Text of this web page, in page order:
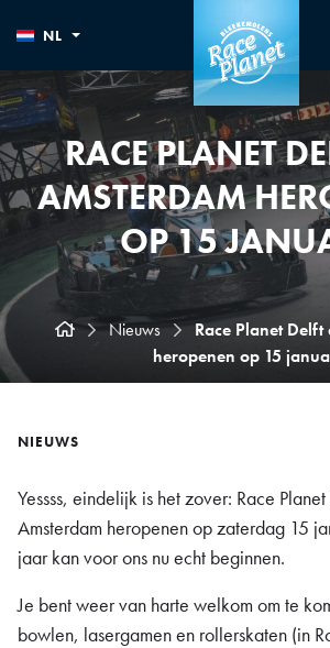
NL
RACE PLANET
AMSTERDAM
OP 15
Nieuws
Race Planet
heropenen op 15
NIEUWS
Yessss, eindelijk is het zover: Race
Amsterdam heropenen op zaterdag 15
jaar kan voor ons nu echt beginnen.
Je bent weer van harte welkom om te
bowlen, lasergamen en rollerskaten (in